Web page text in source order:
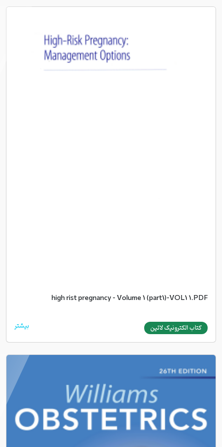
high rist pregnancy - Volume 1 (part1)-VOL1 1.PDF
کتاب الکترونیک لاتین بیشتر